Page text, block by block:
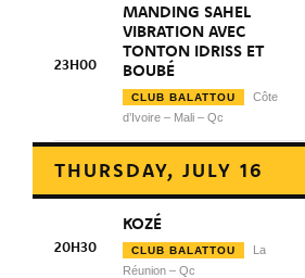
23H00
MANDING SAHEL
VIBRATION AVEC
TONTON IDRISS ET
BOUBÉ
CLUB BALATTOU
Côte
d’Ivoire – Mali – Qc
THURSDAY, JULY 16
20H30
KOZÉ
CLUB BALATTOU
La
Réunion – Qc